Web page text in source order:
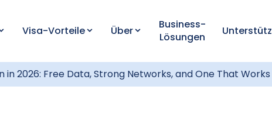
Visa-Vorteile Über
Business-
Lösungen
in 2026: Free Data, Strong Networks, and One That